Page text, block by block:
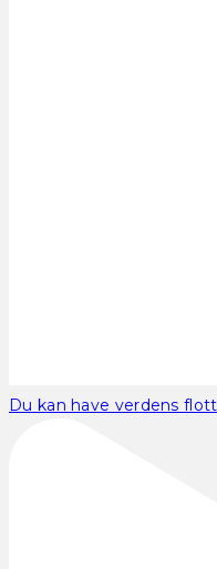
Du kan have verdens